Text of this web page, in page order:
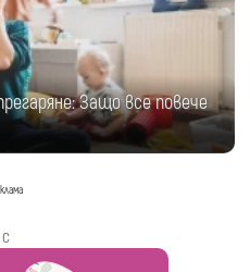
Защо все повече
с